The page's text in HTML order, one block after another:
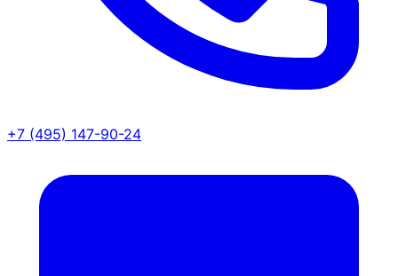
+7 (495) 147-90-24